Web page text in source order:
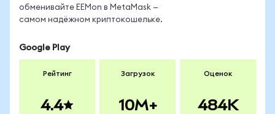
обменивайте EEMon в MetaMask —
самом надёжном криптокошельке.
Google Play
Рейтинг
4.4
Загрузок
10M+
Оценок
484K